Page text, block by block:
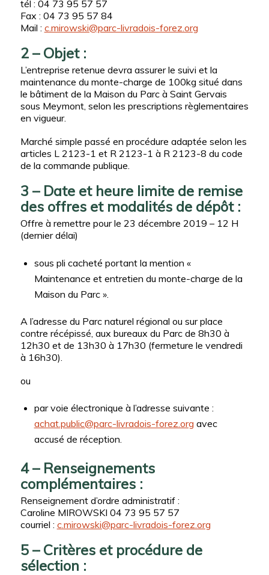
tél : 04 73 95 57 57
Fax : 04 73 95 57 84
Mail : c.mirowski@parc-livradois-forez.org
2 – Objet :
L’entreprise retenue devra assurer le suivi et la
maintenance du monte-charge de 100kg situé dans
le bâtiment de la Maison du Parc à Saint Gervais
sous Meymont, selon les prescriptions règlementaires
en vigueur.
Marché simple passé en procédure adaptée selon les
articles L 2123-1 et R 2123-1 à R 2123-8 du code
de la commande publique.
3 – Date et heure limite de remise
des offres et modalités de dépôt :
Offre à remettre pour le 23 décembre 2019 – 12 H
(dernier délai)
sous pli cacheté portant la mention «
Maintenance et entretien du monte-charge de la
Maison du Parc ».
A l’adresse du Parc naturel régional ou sur place
contre récépissé, aux bureaux du Parc de 8h30 à
12h30 et de 13h30 à 17h30 (fermeture le vendredi
à 16h30).
ou
par voie électronique à l’adresse suivante :
achat.public@parc-livradois-forez.org avec
accusé de réception.
4 – Renseignements
complémentaires :
Renseignement d’ordre administratif :
Caroline MIROWSKI 04 73 95 57 57
courriel : c.mirowski@parc-livradois-forez.org
5 – Critères et procédure de
sélection :